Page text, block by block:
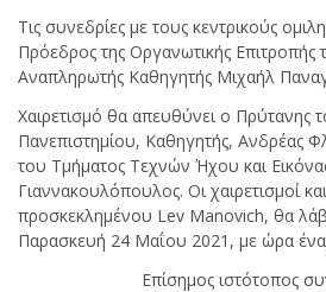
Τις συνεδρίες με τους κεντρικούς
Πρόεδρος της Οργανωτικής Επιτροπής
Αναπληρωτής Καθηγητής Μιχαήλ
Χαιρετισμό θα απευθύνει ο Πρύτανης
Πανεπιστημίου, Καθηγητής, Ανδρέας
του Τμήματος Τεχνών Ήχου και
Γιαννακουλόπουλος. Οι χαιρετισμοί
προσκεκλημένου Lev Manovich, θα
Παρασκευή 24 Μαΐου 2021, με ώρα
Επίσημος ιστότοπος